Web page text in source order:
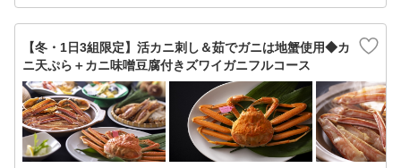
【冬・1日3組限定】活カニ刺し＆茹でガニは地蟹使用◆カ
ニ天ぷら＋カニ味噌豆腐付きズワイガニフルコース